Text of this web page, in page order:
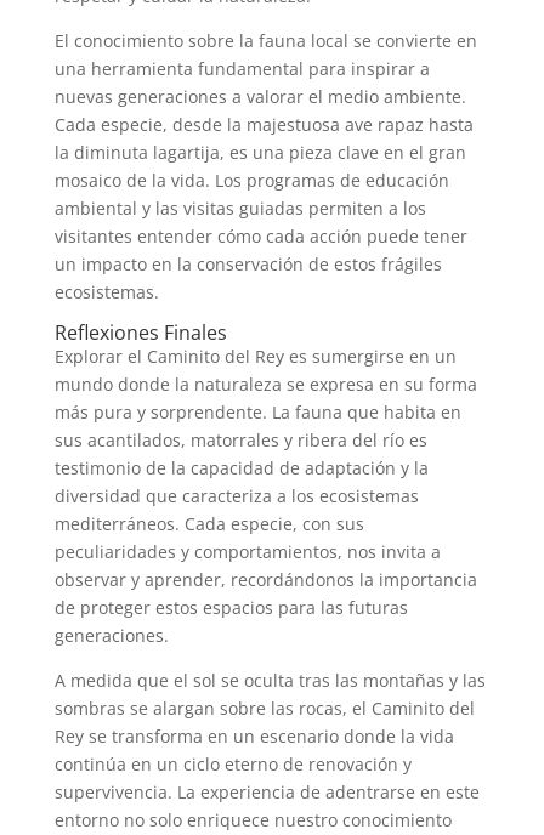
El conocimiento sobre la fauna local se convierte en
una herramienta fundamental para inspirar a
nuevas generaciones a valorar el medio ambiente.
Cada especie, desde la majestuosa ave rapaz hasta
la diminuta lagartija, es una pieza clave en el gran
mosaico de la vida. Los programas de educación
ambiental y las visitas guiadas permiten a los
visitantes entender cómo cada acción puede tener
un impacto en la conservación de estos frágiles
ecosistemas.
Reflexiones Finales
Explorar el Caminito del Rey es sumergirse en un
mundo donde la naturaleza se expresa en su forma
más pura y sorprendente. La fauna que habita en
sus acantilados, matorrales y ribera del río es
testimonio de la capacidad de adaptación y la
diversidad que caracteriza a los ecosistemas
mediterráneos. Cada especie, con sus
peculiaridades y comportamientos, nos invita a
observar y aprender, recordándonos la importancia
de proteger estos espacios para las futuras
generaciones.
A medida que el sol se oculta tras las montañas y las
sombras se alargan sobre las rocas, el Caminito del
Rey se transforma en un escenario donde la vida
continúa en un ciclo eterno de renovación y
supervivencia. La experiencia de adentrarse en este
entorno no solo enriquece nuestro conocimiento